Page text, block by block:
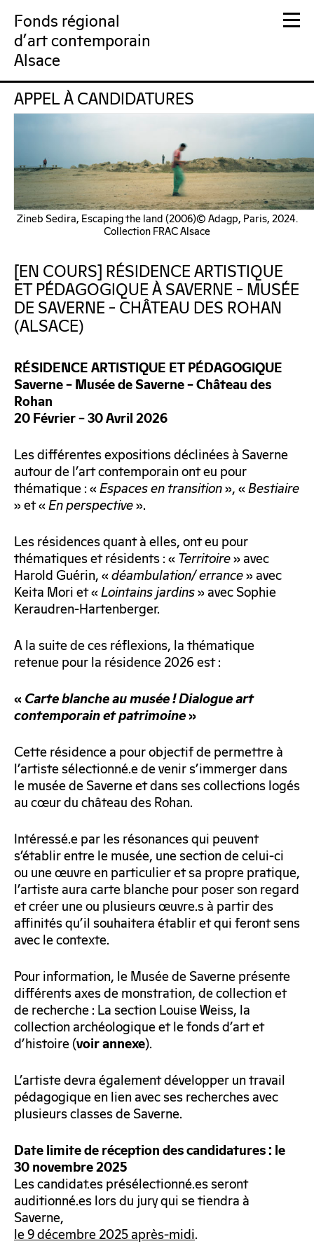
Fonds régional
d'art contemporain
Alsace
FRAC Alsace
APPEL À CANDIDATURES
Zineb Sedira, Escaping the land (2006)© Adagp, Paris, 2024.
Collection FRAC Alsace
[EN COURS] RÉSIDENCE ARTISTIQUE
ET PÉDAGOGIQUE À SAVERNE – MUSÉE
DE SAVERNE – CHÂTEAU DES ROHAN
(ALSACE)
RÉSIDENCE ARTISTIQUE ET PÉDAGOGIQUE
Saverne – Musée de Saverne – Château des
Rohan
20Février – 30 Avril 2026
Les différentes expositions déclinées à Saverne
autour de l’art contemporain ont eu pour
thématique : «Espaces en transition», «Bestiaire
» et «En perspective».
Les résidences quant à elles, ont eu pour
thématiques et résidents : « Territoire» avec
Harold Guérin, «déambulation/ errance» avec
Keita Mori et «Lointains jardins» avec Sophie
Keraudren-Hartenberger.
A la suite de ces réflexions, la thématique
retenue pour la résidence 2026 est :
« Carte blanche au musée ! Dialogue art
contemporain et patrimoine»
Cette résidence a pour objectif de permettre à
l’artiste sélectionné.e de venir s’immerger dans
le musée de Saverne et dans ses collections logés
au cœur du château des Rohan.
Intéressé.e par les résonances qui peuvent
s’établir entre le musée, une section de celui-ci
ou une œuvre en particulier et sa propre pratique,
l’artiste aura carte blanche pour poser son regard
et créer une ou plusieurs œuvre.s à partir des
affinités qu’il souhaitera établir et qui feront sens
avec le contexte.
Pour information, le Musée de Saverne présente
différents axes de monstration, de collection et
de recherche : La section Louise Weiss, la
collection archéologique et le fonds d’art et
d’histoire (voir annexe).
L’artiste devra également développer un travail
pédagogique en lien avec ses recherches avec
plusieurs classes de Saverne.
Date limite de réception des candidatures : le
30 novembre 2025
Les candidat.es présélectionné.es seront
auditionné.es lors du jury qui se tiendra à
Saverne,
le 9 décembre 2025 après-midi.